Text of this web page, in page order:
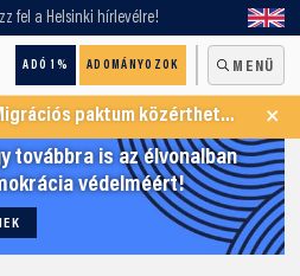
fel a Helsinki hírlevélre!
ADÓ 1% ADOMÁNYOZOK MENÜ
paktum közérthetően ×
továbbra is az élvonalban
védelméért!